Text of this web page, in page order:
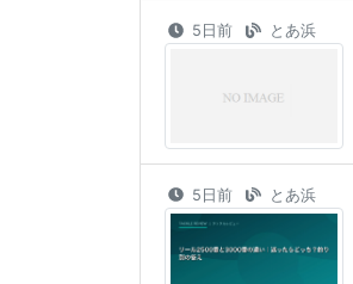
5日前 とあ浜
5日前 とあ浜